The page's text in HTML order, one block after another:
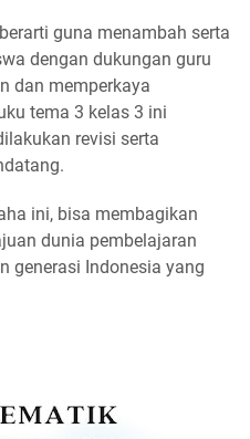
guna menambah serta
dengan dukungan guru
dan memperkaya
tema 3 kelas 3 ini
revisi serta
ini, bisa membagikan
dunia pembelajaran
generasi Indonesia yang